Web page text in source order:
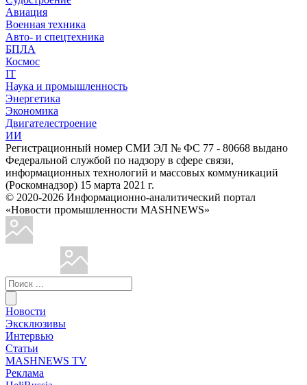
Авиация
Военная техника
Авто- и спецтехника
БПЛА
Космос
IT
Наука и промышленность
Энергетика
Экономика
Двигателестроение
ИИ
Регистрационный номер СМИ ЭЛ № ФС 77 - 80668 выдано
Федеральной службой по надзору в сфере связи,
информационных технологий и массовых коммуникаций
(Роскомнадзор) 15 марта 2021 г.
© 2020-2026 Информационно-аналитический портал
«Новости промышленности MASHNEWS»
Новости
Эксклюзивы
Интервью
Статьи
MASHNEWS TV
Реклама